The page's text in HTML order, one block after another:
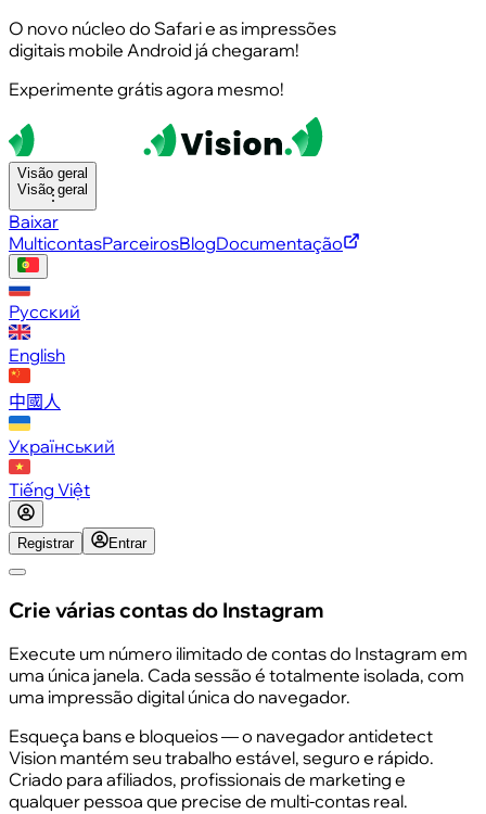
O novo núcleo do Safari e as impressões
digitais mobile Android já chegaram!
Experimente grátis agora mesmo!
Visão geral
Visão geral
Baixar
MulticontasParceirosBlogDocumentação
Русский
English
中國人
Український
Tiếng Việt
Registrar Entrar
Crie várias contas do Instagram
Execute um número ilimitado de contas do Instagram em
uma única janela. Cada sessão é totalmente isolada, com
uma impressão digital única do navegador.
Esqueça bans e bloqueios — o navegador antidetect
Vision mantém seu trabalho estável, seguro e rápido.
Criado para afiliados, profissionais de marketing e
qualquer pessoa que precise de multi-contas real.